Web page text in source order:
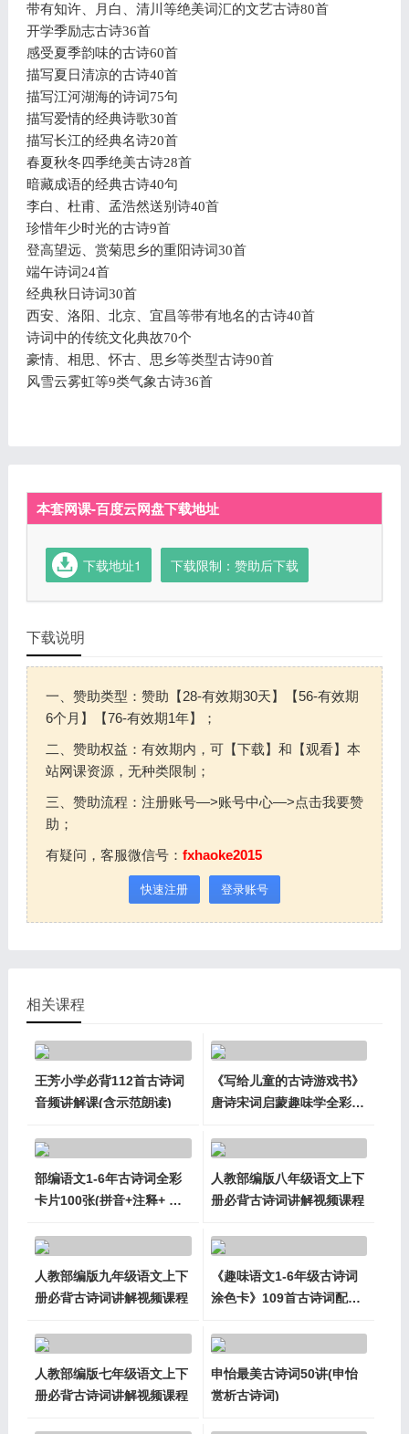
带有知许、月白、清川等绝美词汇的文艺古诗80首
开学季励志古诗36首
感受夏季韵味的古诗60首
描写夏日清凉的古诗40首
描写江河湖海的诗词75句
描写爱情的经典诗歌30首
描写长江的经典名诗20首
春夏秋冬四季绝美古诗28首
暗藏成语的经典古诗40句
李白、杜甫、孟浩然送别诗40首
珍惜年少时光的古诗9首
登高望远、赏菊思乡的重阳诗词30首
端午诗词24首
经典秋日诗词30首
西安、洛阳、北京、宜昌等带有地名的古诗40首
诗词中的传统文化典故70个
豪情、相思、怀古、思乡等类型古诗90首
风雪云雾虹等9类气象古诗36首
本套网课-百度云网盘下载地址
下载地址1 下载限制：赞助后下载
下载说明
一、赞助类型：赞助【28-有效期30天】【56-有效期
6个月】【76-有效期1年】；
二、赞助权益：有效期内，可【下载】和【观看】本
站网课资源，无种类限制；
三、赞助流程：注册账号—>账号中心—>点击我要赞
助；
有疑问，客服微信号： fxhaoke2015
快速注册 登录账号
相关课程
王芳小学必背112首古诗词
音频讲解课(含示范朗读)
《写给儿童的古诗游戏书》
唐诗宋词启蒙趣味学全彩四
部编语文1-6年古诗词全彩
卡片100张(拼音+注释+ 译
人教部编版八年级语文上下
册必背古诗词讲解视频课程
人教部编版九年级语文上下
册必背古诗词讲解视频课程
《趣味语文1-6年级古诗词
涂色卡》109首古诗词配画
人教部编版七年级语文上下
册必背古诗词讲解视频课程
申怡最美古诗词50讲(申怡
赏析古诗词)